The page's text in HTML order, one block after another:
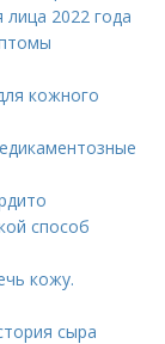
2022 года
кожного
способ
кожу.
сыра